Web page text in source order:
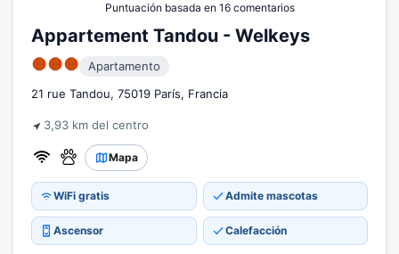
Puntuación basada en 16 comentarios
Appartement Tandou - Welkeys
●●●
Apartamento
21 rue Tandou, 75019 París, Francia
3,93 km del centro
Mapa
WiFi gratis Admite mascotas
Ascensor Calefacción